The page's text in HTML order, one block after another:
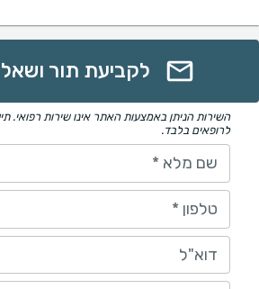
לקביעת תור
השירות הניתן באמצעות האתר אינו שירות רפואי.
לרופאים בלבד.
שם מלא *
טלפון *
דוא"ל